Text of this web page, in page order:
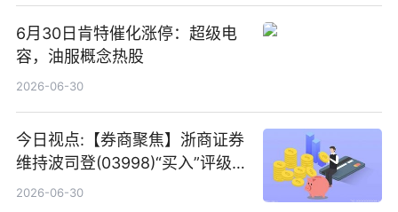
6月30日肯特催化涨停：超级电
容，油服概念热股
2026-06-30
今日视点:【券商聚焦】浙商证券
维持波司登(03998)“买入”评级
指其业绩高质量稳增长
2026-06-30